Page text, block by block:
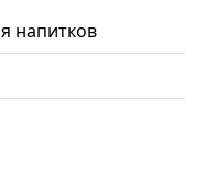
напитков